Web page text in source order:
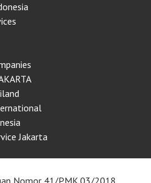
Jakarta